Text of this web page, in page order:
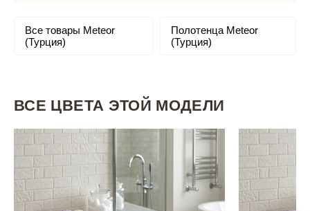
Все товары Meteor
(Турция)
Полотенца Meteor
(Турция)
ВСЕ ЦВЕТА ЭТОЙ МОДЕЛИ